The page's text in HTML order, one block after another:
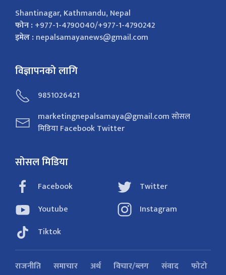
Shantinagar, Kathmandu, Nepal
फोन :+977-1-4790040/+977-1-4790242
इमेल :nepalsamayanews@gmail.com
विज्ञापनको लागि
9851026421
marketingnepalsamaya@gmail.com सोसल
मिडिया Facebook Twitter
सोसल मिडिया
Facebook
Twitter
Youtube
Instagram
Tiktok
राजनीति समाचार अर्थ विचार/ब्लग संवाद फोटो